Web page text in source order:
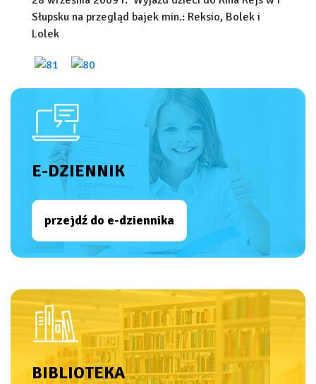
Słupsku na przegląd bajek min.: Reksio, Bolek i
Lolek
E-DZIENNIK
przejdź do e-dziennika
BIBLIOTEKA